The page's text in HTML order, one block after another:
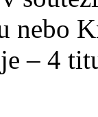
nebo
– 4